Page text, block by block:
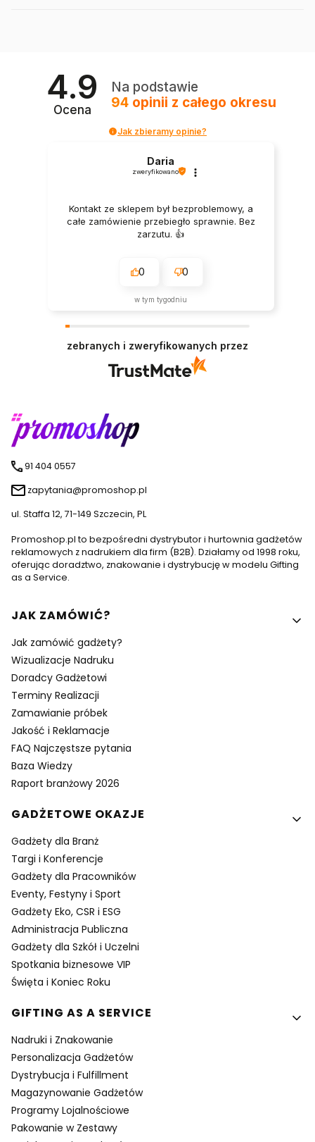
4.9
Ocena
Na podstawie
94 opinii z całego okresu
Jak zbieramy opinie?
Daria
zweryfikowano
Kontakt ze sklepem był bezproblemowy, a
całe zamówienie przebiegło sprawnie. Bez
zarzutu. 👍️
0 0
w tym tygodniu
zebranych i zweryfikowanych przez
91 404 0557
zapytania@promoshop.pl
ul. Staffa 12, 71-149 Szczecin, PL
Promoshop.pl to bezpośredni dystrybutor i hurtownia gadżetów
reklamowych z nadrukiem dla firm (B2B). Działamy od 1998 roku,
oferując doradztwo, znakowanie i dystrybucję w modelu Gifting
as a Service.
Linki w stopce
JAK ZAMÓWIĆ?
Jak zamówić gadżety?
Wizualizacje Nadruku
Doradcy Gadżetowi
Terminy Realizacji
Zamawianie próbek
Jakość i Reklamacje
FAQ Najczęstsze pytania
Baza Wiedzy
Raport branżowy 2026
GADŻETOWE OKAZJE
Gadżety dla Branż
Targi i Konferencje
Gadżety dla Pracowników
Eventy, Festyny i Sport
Gadżety Eko, CSR i ESG
Administracja Publiczna
Gadżety dla Szkół i Uczelni
Spotkania biznesowe VIP
Święta i Koniec Roku
GIFTING AS A SERVICE
Nadruki i Znakowanie
Personalizacja Gadżetów
Dystrybucja i Fulfillment
Magazynowanie Gadżetów
Programy Lojalnościowe
Pakowanie w Zestawy